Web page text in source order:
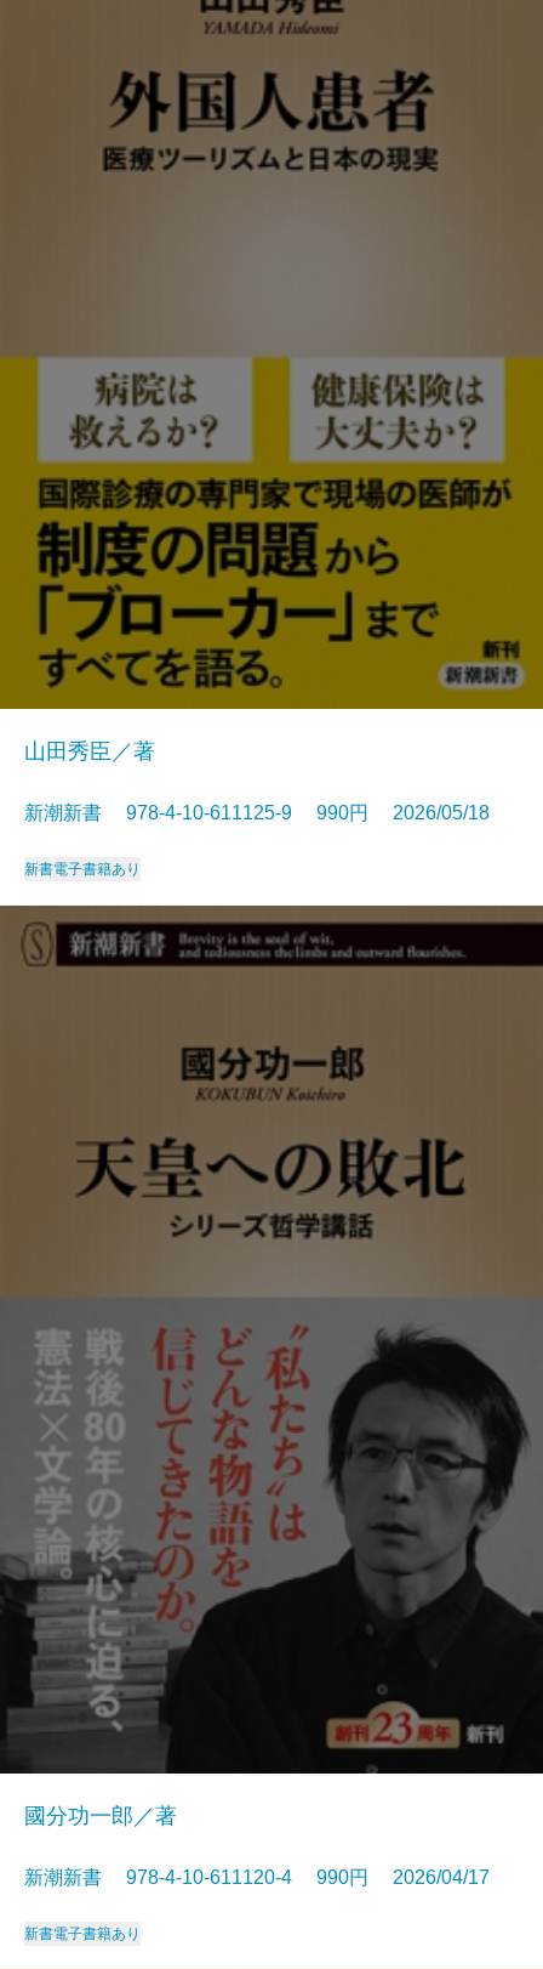
山田秀臣／著
新潮新書 978-4-10-611125-9 990円 2026/05/18
新書電子書籍あり
國分功一郎／著
新潮新書 978-4-10-611120-4 990円 2026/04/17
新書電子書籍あり